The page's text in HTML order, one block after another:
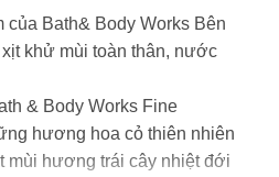
Bath& Body Works Bên
khử mùi toàn thân, nước
& Body Works Fine
hương hoa cỏ thiên nhiên
mùi hương trái cây nhiệt đới